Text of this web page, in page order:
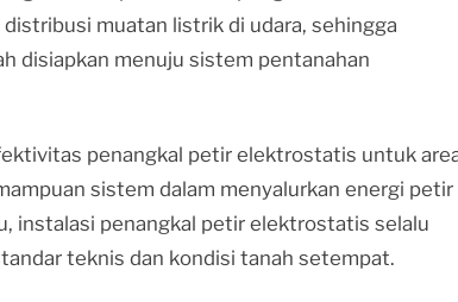
muatan listrik di udara, sehingga
disiapkan menuju sistem pentanahan
penangkal petir elektrostatis untuk
sistem dalam menyalurkan energi petir
instalasi penangkal petir elektrostatis selalu
teknis dan kondisi tanah setempat.